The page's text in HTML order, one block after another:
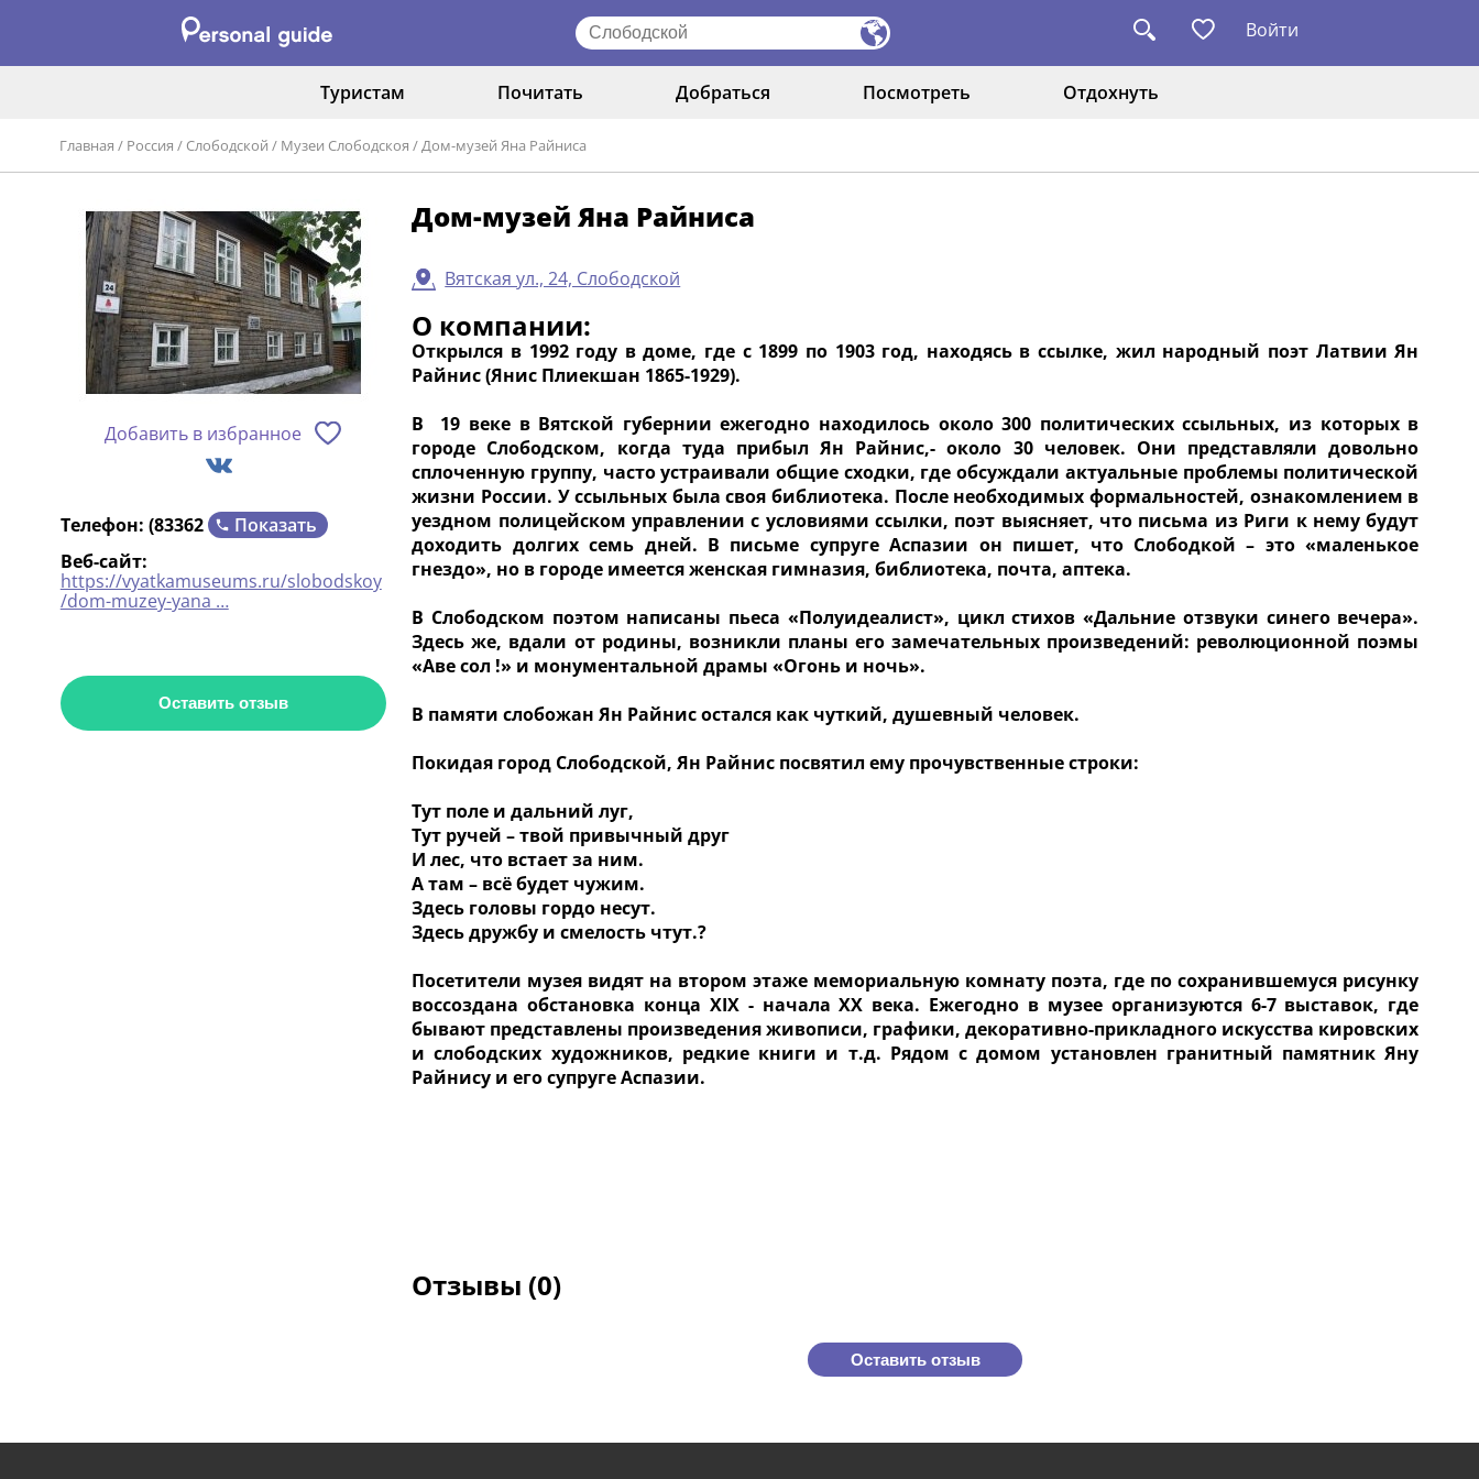
Войти
Туристам Почитать Добраться Посмотреть Отдохнуть
Главная / Россия / Слободской / Музеи Слободскоя /Дом-музей Яна Райниса
Добавить в избранное
Телефон: (83362
Показать
Веб-сайт:
https://vyatkamuseums.ru/slobodskoy
/dom-muzey-yana …
Оставить отзыв
Дом-музей Яна Райниса
Вятская ул., 24, Слободской
О компании:
Открылся в 1992 году в доме, где с 1899 по 1903 год, находясь в ссылке, жил народный поэт Латвии Ян
Райнис (Янис Плиекшан 1865-1929).
В 19 веке в Вятской губернии ежегодно находилось около 300 политических ссыльных, из которых в
городе Слободском, когда туда прибыл Ян Райнис,- около 30 человек. Они представляли довольно
сплоченную группу, часто устраивали общие сходки, где обсуждали актуальные проблемы политической
жизни России. У ссыльных была своя библиотека. После необходимых формальностей, ознакомлением в
уездном полицейском управлении с условиями ссылки, поэт выясняет, что письма из Риги к нему будут
доходить долгих семь дней. В письме супруге Аспазии он пишет, что Слободкой – это «маленькое
гнездо», но в городе имеется женская гимназия, библиотека, почта, аптека.
В Слободском поэтом написаны пьеса «Полуидеалист», цикл стихов «Дальние отзвуки синего вечера».
Здесь же, вдали от родины, возникли планы его замечательных произведений: революционной поэмы
«Аве сол !» и монументальной драмы «Огонь и ночь».
В памяти слобожан Ян Райнис остался как чуткий, душевный человек.
Покидая город Слободской, Ян Райнис посвятил ему прочувственные строки:
Тут поле и дальний луг,
Тут ручей – твой привычный друг
И лес, что встает за ним.
А там – всё будет чужим.
Здесь головы гордо несут.
Здесь дружбу и смелость чтут.?
Посетители музея видят на втором этаже мемориальную комнату поэта, где по сохранившемуся рисунку
воссоздана обстановка конца XIX - начала ХХ века. Ежегодно в музее организуются 6-7 выставок, где
бывают представлены произведения живописи, графики, декоративно-прикладного искусства кировских
и слободских художников, редкие книги и т.д. Рядом с домом установлен гранитный памятник Яну
Райнису и его супруге Аспазии.
Отзывы (0)
Оставить отзыв